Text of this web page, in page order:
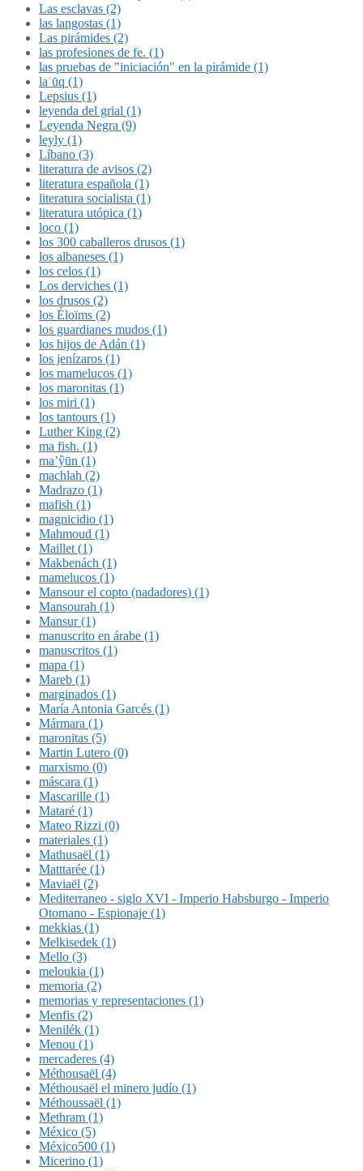
Las esclavas (2)
las langostas (1)
Las pirámides (2)
las profesiones de fe. (1)
las pruebas de "iniciación" en la pirámide (1)
laʿūq (1)
Lepsius (1)
leyenda del grial (1)
Leyenda Negra (9)
leyly (1)
Líbano (3)
literatura de avisos (2)
literatura española (1)
literatura socialista (1)
literatura utópica (1)
loco (1)
los 300 caballeros drusos (1)
los albaneses (1)
los celos (1)
Los derviches (1)
los drusos (2)
los Éloïms (2)
los guardianes mudos (1)
los hijos de Adán (1)
los jenízaros (1)
los mamelucos (1)
los maronitas (1)
los miri (1)
los tantours (1)
Luther King (2)
ma fish. (1)
ma’ŷūn (1)
machlah (2)
Madrazo (1)
mafish (1)
magnicidio (1)
Mahmoud (1)
Maillet (1)
Makbenách (1)
mamelucos (1)
Mansour el copto (nadadores) (1)
Mansourah (1)
Mansur (1)
manuscrito en árabe (1)
manuscritos (1)
mapa (1)
Mareb (1)
marginados (1)
María Antonia Garcés (1)
Mármara (1)
maronitas (5)
Martin Lutero (0)
marxismo (0)
máscara (1)
Mascarille (1)
Mataré (1)
Mateo Rizzi (0)
materiales (1)
Mathusaël (1)
Matttarée (1)
Maviaël (2)
Mediterraneo - siglo XVI - Imperio Habsburgo - Imperio
Otomano - Espionaje (1)
mekkias (1)
Melkisedek (1)
Mello (3)
meloukia (1)
memoria (2)
memorias y representaciones (1)
Menfis (2)
Menilék (1)
Menou (1)
mercaderes (4)
Méthousaël (4)
Méthousaël el minero judío (1)
Méthoussaël (1)
Methram (1)
México (5)
México500 (1)
Micerino (1)